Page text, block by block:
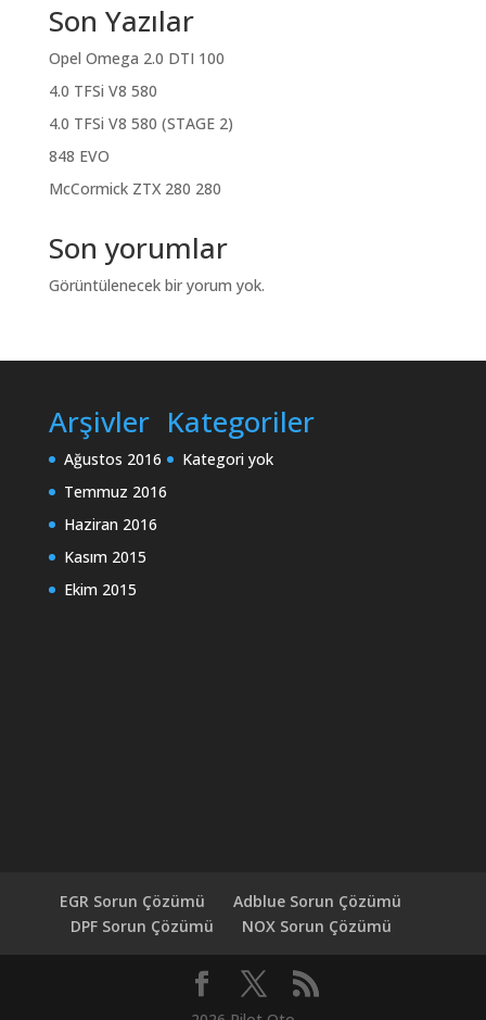
Son Yazılar
Opel Omega 2.0 DTI 100
4.0 TFSi V8 580
4.0 TFSi V8 580 (STAGE 2)
848 EVO
McCormick ZTX 280 280
Son yorumlar
Görüntülenecek bir yorum yok.
Arşivler
Ağustos 2016
Temmuz 2016
Haziran 2016
Kasım 2015
Ekim 2015
Kategoriler
Kategori yok
EGR Sorun Çözümü
Adblue Sorun Çözümü
DPF Sorun Çözümü
NOX Sorun Çözümü